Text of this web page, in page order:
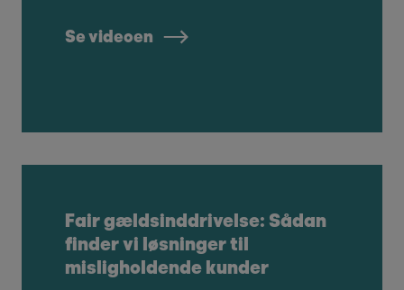
Se videoen
Fair gældsinddrivelse: Sådan
finder vi løsninger til
misligholdende kunder